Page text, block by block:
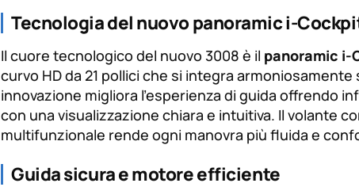
Tecnologia del nuovo panoramic i-
Il cuore tecnologico del nuovo 3008 è il panoramic i-
curvo HD da 21 pollici che si integra armoniosamente
innovazione migliora l’esperienza di guida offrendo
con una visualizzazione chiara e intuitiva. Il volante
multifunzionale rende ogni manovra più fluida e
Guida sicura e motore efficiente